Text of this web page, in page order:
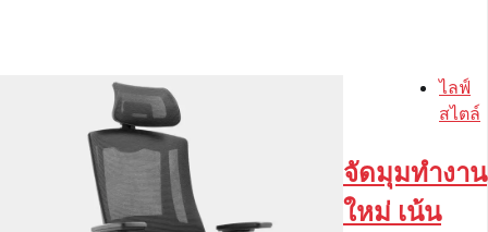
ไลฟ์
สไตล์
จัดมุมทำงาน
ใหม่ เน้น